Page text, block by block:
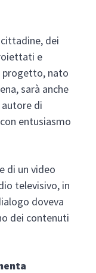
dei
e
progetto, nato
sarà anche
di
entusiasmo
di un video
televisivo, in
doveva
dei contenuti